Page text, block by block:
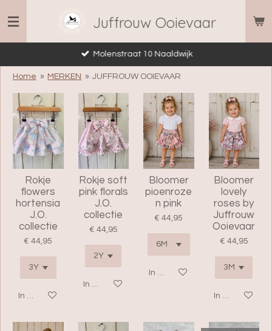
direct
naar
hoofdinhoud
Juffrouw Ooievaar
Molenstraat 10 Naaldwijk
Home » MERKEN » JUFFROUW OOIEVAAR
Rokje
flowers
hortensia
J.O.
collectie
€ 44,95
In winkelwagen
Rokje soft
pink florals
J.O.
collectie
€ 44,95
In winkelwagen
Bloomer
pioenroze
n pink
€ 44,95
In winkelwagen
Bloomer
lovely
roses by
Juffrouw
Ooievaar
€ 44,95
In